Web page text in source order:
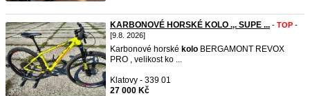
KARBONOVÉ HORSKÉ KOLO .,. SUPE ... - TOP -
[9.8. 2026]
Karbonové horské kolo BERGAMONT REVOX
PRO , velikost ko ...
Klatovy - 339 01
27 000 Kč